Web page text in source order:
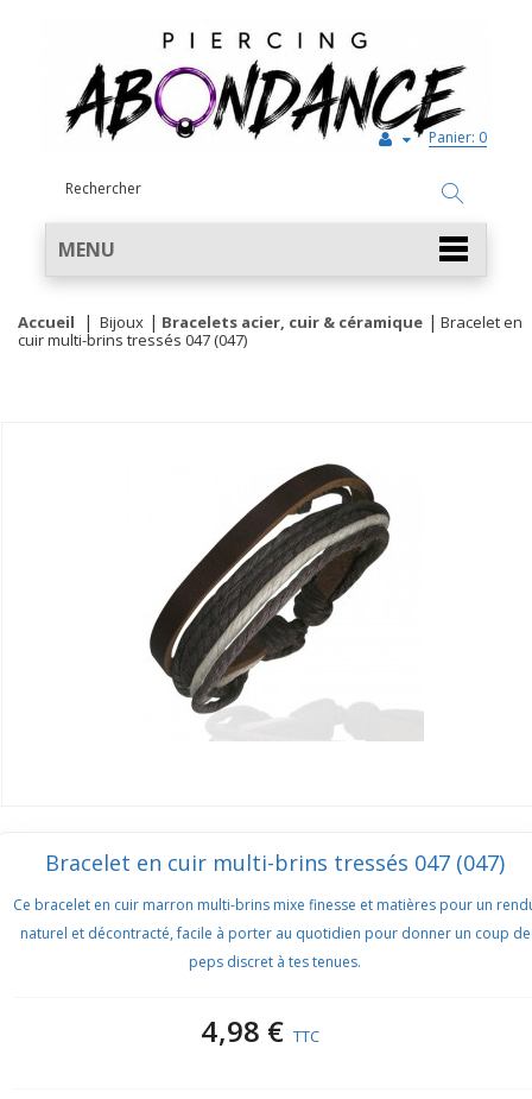
Panier: 0
MENU
Accueil Bijoux Bracelets acier, cuir & céramique
Bracelet en
cuir multi-brins tressés 047 (047)
Bracelet en cuir multi-brins tressés 047 (047)
Ce bracelet en cuir marron multi-brins mixe finesse et matières pour un
naturel et décontracté, facile à porter au quotidien pour donner un coup de
peps discret à tes tenues.
4,98 € TTC